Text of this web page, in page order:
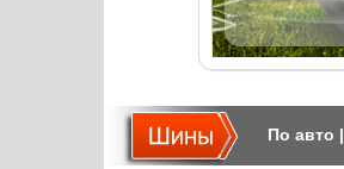
По авто |